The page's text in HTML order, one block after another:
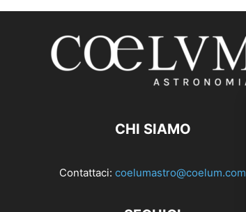
CHI SIAMO
Contattaci: coelumastro@coelum.com